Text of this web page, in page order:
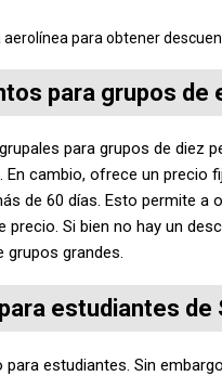
para obtener
para grupos de
para grupos de diez
cambio, ofrece un precio
de 60 días. Esto permite
Si bien no hay un
grupos grandes.
estudiantes de
estudiantes. Sin